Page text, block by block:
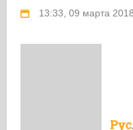
13:33, 09 марта 2018